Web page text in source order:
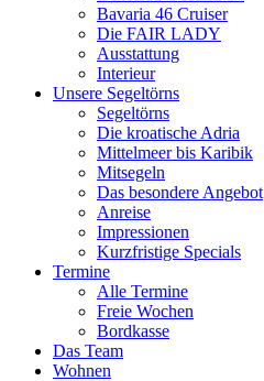
Bavaria 46 Cruiser
Die FAIR LADY
Ausstattung
Interieur
Unsere Segeltörns
Segeltörns
Die kroatische Adria
Mittelmeer bis Karibik
Mitsegeln
Das besondere Angebot
Anreise
Impressionen
Kurzfristige Specials
Termine
Alle Termine
Freie Wochen
Bordkasse
Das Team
Wohnen